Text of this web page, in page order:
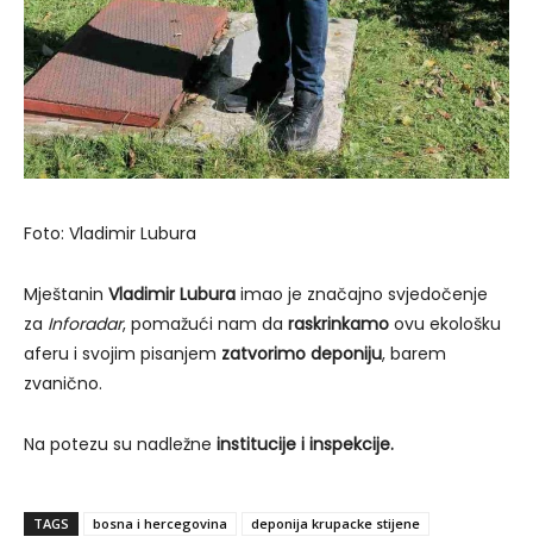
Foto: Vladimir Lubura
Mještanin Vladimir Lubura imao je značajno svjedočenje
za Inforadar, pomažući nam da raskrinkamo ovu ekološku
aferu i svojim pisanjem zatvorimo deponiju, barem
zvanično.
Na potezu su nadležne institucije i inspekcije.
TAGS bosna i hercegovina deponija krupacke stijene